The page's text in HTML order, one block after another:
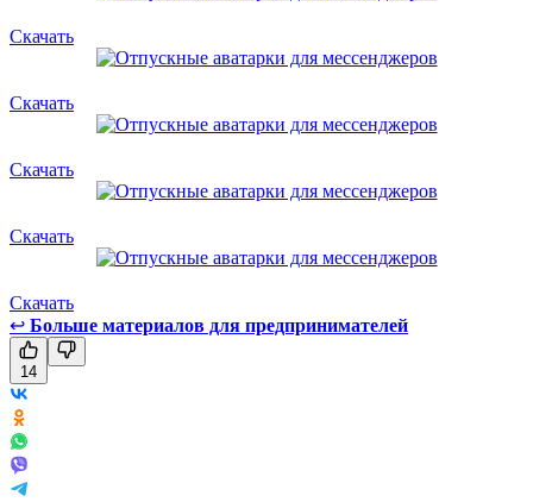
Скачать
Скачать
Скачать
Скачать
Скачать
↩ Больше материалов для предпринимателей
14